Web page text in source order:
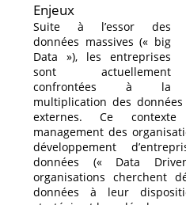
Enjeux
Suite à l’essor des
données massives (« big
Data »), les entreprises
sont actuellement
confrontées à la
multiplication des
externes. Ce
management des
développement
données (« Data
organisations cherchent
données à leur